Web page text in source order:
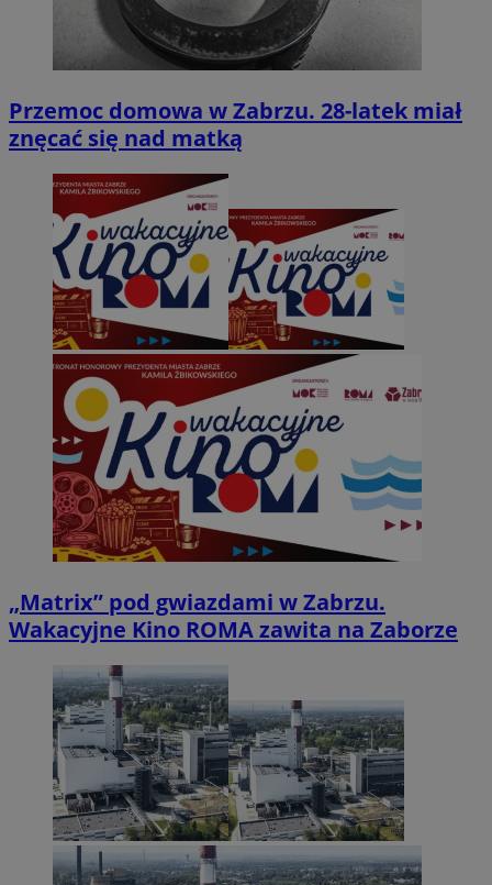
Przemoc domowa w Zabrzu. 28-latek miał
znęcać się nad matką
„Matrix” pod gwiazdami w Zabrzu.
Wakacyjne Kino ROMA zawita na Zaborze